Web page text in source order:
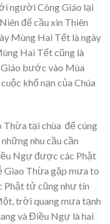
người Công Giáo lại
để cầu xin Thiên
Mùng Hai Tết là ngày
Hai Tết cũng là
bước vào Mùa
khổ nạn của Chúa
tại chùa để cúng
nhu cầu cần
Ngự được các Phật
Giao Thừa gặp mưa to
Phật tử cũng như tín
trời quang mưa tạnh
và Điều Ngự là hai